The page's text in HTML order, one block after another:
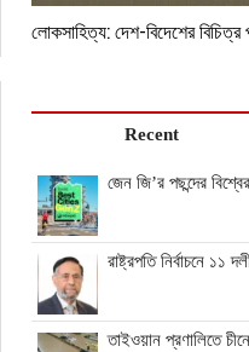
লোকসাহিত্য: দেশ-বিদেশের
Recent
জেন জি’র পছন্দের
রাষ্ট্রপতি নির্বাচনে ১১
তাইওয়ান প্রণালিতে